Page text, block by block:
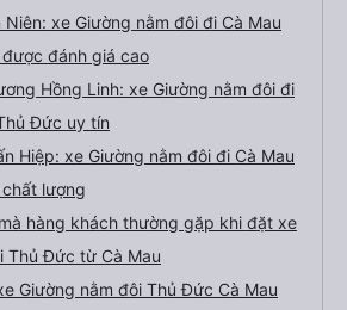
Niên: xe Giường nằm đôi đi Cà Mau
đánh giá cao
Hồng Linh: xe Giường nằm đôi đi
Đức uy tín
Hiệp: xe Giường nằm đôi đi Cà Mau
lượng
hàng khách thường gặp khi đặt xe
Thủ Đức từ Cà Mau
Giường nằm đôi Thủ Đức Cà Mau